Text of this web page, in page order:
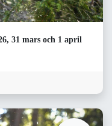
31 mars och 1 april